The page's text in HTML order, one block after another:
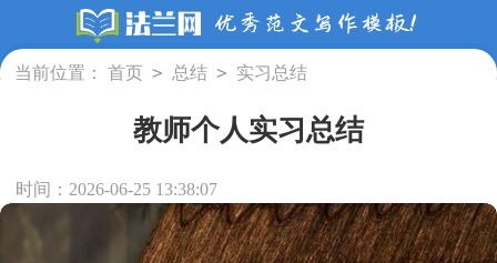
当前位置： 首页 > 总结 > 实习总结
教师个人实习总结
时间：2026-06-25 13:38:07